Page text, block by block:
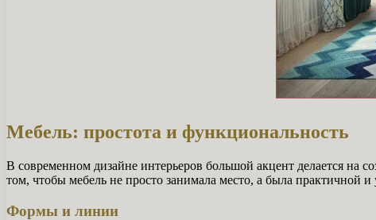
Мебель: простота и функциональность
В современном дизайне интерьеров большой акцент делается на
том, чтобы мебель не просто занимала место, а была практичной
Формы и линии